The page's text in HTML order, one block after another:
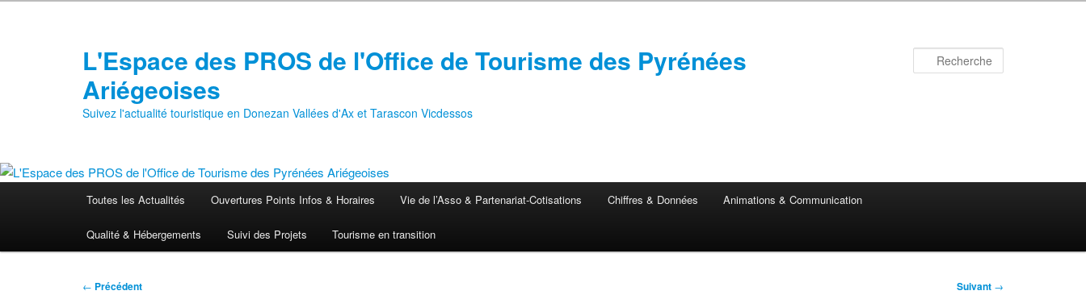
L'Espace des PROS de l'Office de Tourisme des Pyrénées
Ariégeoises
Suivez l'actualité touristique en Donezan Vallées d'Ax et Tarascon Vicdessos
Toutes les Actualités Ouvertures Points Infos & Horaires Vie de l’Asso & Partenariat-Cotisations Chiffres & Données Animations & Communication
Qualité & Hébergements Suivi des Projets Tourisme en transition
Navigation
← Précédent Suivant →